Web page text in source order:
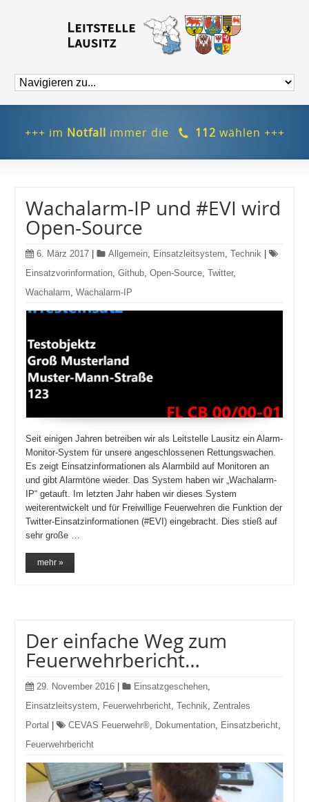
+++ im Notfall immer die 112 wählen +++
Wachalarm-IP und #EVI wird
Open-Source
6. März 2017 Allgemein, Einsatzleitsystem,Technik
Einsatzvorinformation,Github,Open-Source,Twitter,
Wachalarm,Wachalarm-IP
Seit einigen Jahren betreiben wir als Leitstelle Lausitz ein Alarm-
Monitor-System für unsere angeschlossenen Rettungswachen.
Es zeigt Einsatzinformationen als Alarmbild auf Monitoren an
und gibt Alarmtöne wieder. Das System haben wir „Wachalarm-
IP“ getauft. Im letzten Jahr haben wir dieses System
weiterentwickelt und für Freiwillige Feuerwehren die Funktion der
Twitter-Einsatzinformationen (#EVI) eingebracht. Dies stieß auf
sehr große …
mehr »
Der einfache Weg zum
Feuerwehrbericht…
29. November 2016 | Einsatzgeschehen
Einsatzleitsystem
Feuerwehrbericht ,Technik ,Zentrales
Portal | CEVAS Feuerwehr® Dokumentation Einsatzbericht
Feuerwehrbericht